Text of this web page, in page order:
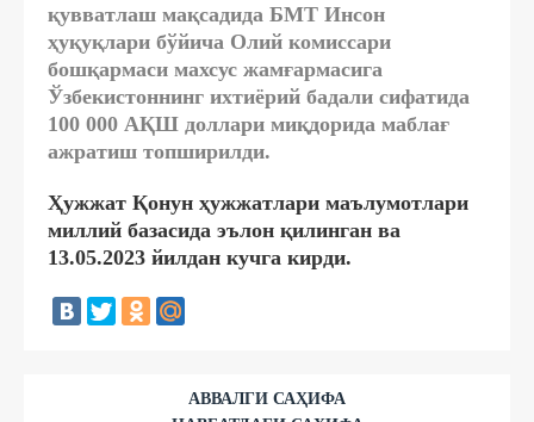
қувватлаш мақсадида БМТ Инсон
ҳуқуқлари бўйича Олий комиссари
бошқармаси махсус жамғармасига
Ўзбекистоннинг ихтиёрий бадали сифатида
100 000 АҚШ доллари миқдорида маблағ
ажратиш топширилди.
Ҳужжат Қонун ҳужжатлари маълумотлари
миллий базасида эълон қилинган ва
13.05.2023 йилдан кучга кирди.
АВВАЛГИ САҲИФА